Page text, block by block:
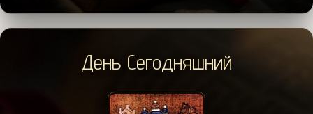
День Сегодняшний